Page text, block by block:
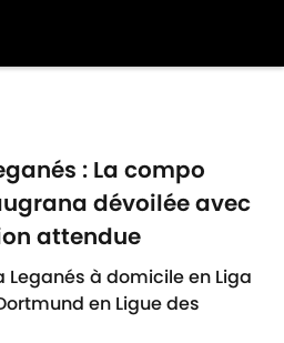
: La compo
dévoilée avec
attendue
Leganés à domicile en Liga
en Ligue des